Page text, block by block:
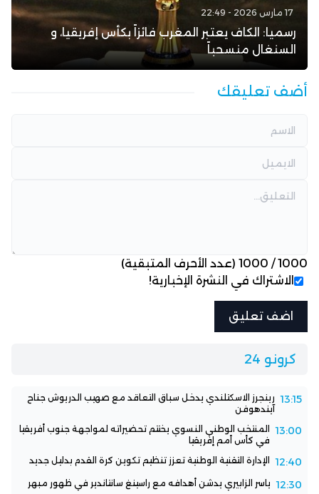
17 مارس 2026 - 22:49
رسميا: الكاف يعتبر المغرب فائزاً بكأس إفريقيا، و
السنغال منسحباً
أضف تعليقك
1000
/
1000 (عدد الأحرف المتبقية)
الاشتراك في النشرة الإخبارية!
كرونو 24
13:15 رينجرز الاسكتلندي يدخل سباق التعاقد مع صهيب الدريوش جناح
آيندهوفن
13:00
المنتخب الوطني النسوي يختتم تحضيراته لمواجهة جنوب أفريقيا
في كأس أمم إفريقيا
12:40 الإدارة التقنية الوطنية تعزز تنظيم تكوين كرة القدم بدليل جديد
12:30 ياسر الزابيري يدشن أهدافه مع راسينغ سانتاندير في ظهور مبهر